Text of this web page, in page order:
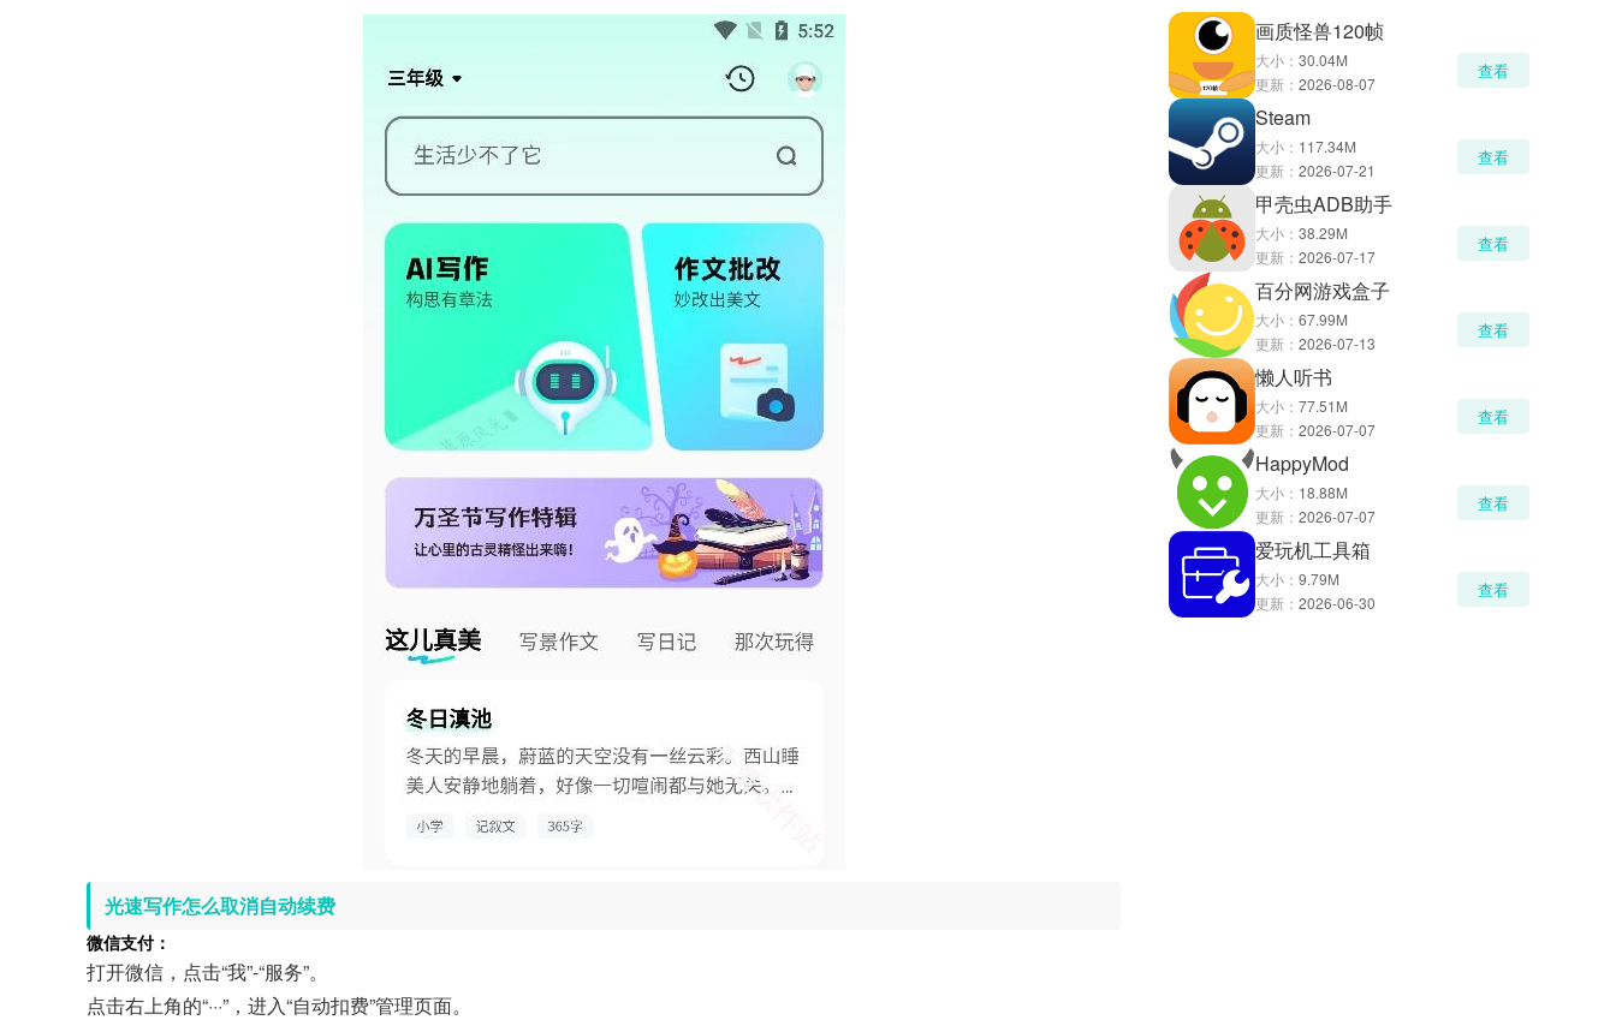
光速写作怎么取消自动续费
微信支付：
打开微信，点击“我”-“服务”。
点击右上角的“···”，进入“自动扣费”管理页面。
画质怪兽120帧
大小： 30.04M
更新： 2026-08-07
查看
Steam
大小： 117.34M
更新： 2026-07-21
查看
甲壳虫ADB助手
大小： 38.29M
更新： 2026-07-17
查看
百分网游戏盒子
大小： 67.99M
更新： 2026-07-13
查看
懒人听书
大小： 77.51M
更新： 2026-07-07
查看
HappyMod
大小： 18.88M
更新： 2026-07-07
查看
爱玩机工具箱
大小： 9.79M
更新： 2026-06-30
查看